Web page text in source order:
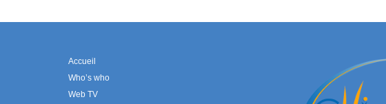
Accueil
Who’s who
Web TV